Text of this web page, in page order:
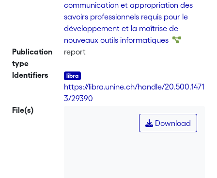
communication et appropriation des
savoirs professionnels requis pour le
développement et la maîtrise de
nouveaux outils informatiques
Publication
type
report
Identifiers
https://libra.unine.ch/handle/20.500.1471
3/29390
File(s)
Download